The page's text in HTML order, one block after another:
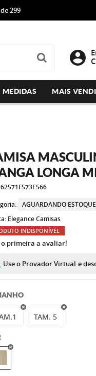
299
MEDIDAS MAIS
LONGA
62571F573E566
AGUARDANDO ESTOQUE
Elegance Camisas
INDISPONÍVEL
o primeira a avaliar!
Use o Provador Virtual e
TAM. 5